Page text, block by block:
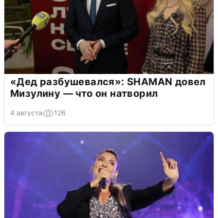
«Дед разбушевался»: SHAMAN довел
Мизулину — что он натворил
4 августа 126